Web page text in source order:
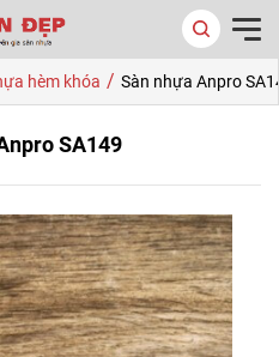
hèm khóa / Sàn nhựa Anpro
SA149